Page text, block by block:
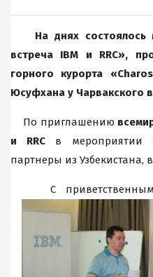
На днях состоялось
встреча IBM и RRC»,
горного курорта
Юсуфхана у Чарвакского
По приглашению
и RRC в мероприятии
партнеры из Узбекистана,
С